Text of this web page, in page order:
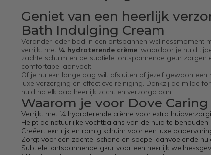
Geniet van een heerlijk
Bath Indulging Cream
Verander ieder bad in een ontspannen wellnessmoment
verrijkt met ¼ hydraterende crème, waardoor je huid
zachte schuim en de subtiele, ontspannende geur
comfortabel aanvoelt.
Of je nu een lange dag wilt afsluiten of jezelf gewoon
luxe verzorging en effectieve reiniging. Dankzij de milde
huid na elk bad heerlijk zacht en verzorgd aan.
Waarom je voor Dove
Verrijkt met ¼ hydraterende crème voor extra
Helpt de natuurlijke vochtbalans van de huid te behouden.
Creëert een rijk en romig schuim voor een luxe
Zorgt voor een zachte, schone en soepel aanvoelende
Subtiele, ontspannende geur voor een heerlijk